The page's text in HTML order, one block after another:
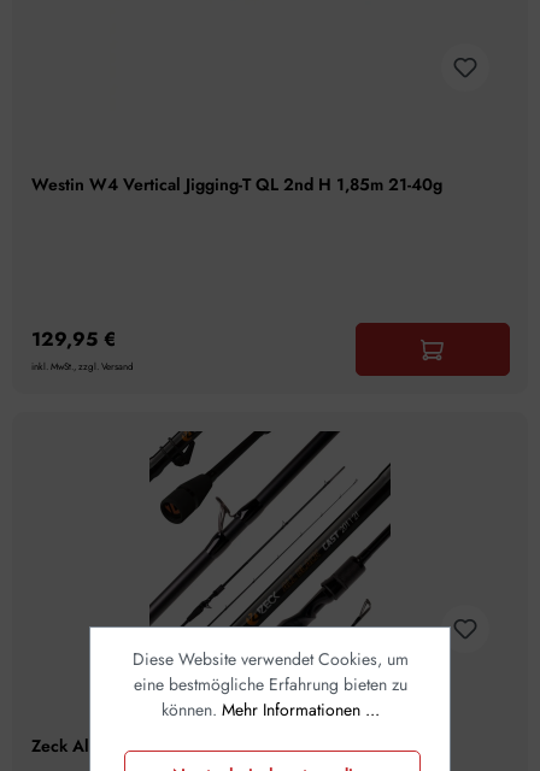
Westin W4 Vertical Jigging-T QL 2nd H 1,85m 21-40g
129,95 €
inkl. MwSt., zzgl. Versand
Zeck All Black Cast 2,01m 7-21g
Diese Website verwendet Cookies, um
eine bestmögliche Erfahrung bieten zu
können. Mehr Informationen ...